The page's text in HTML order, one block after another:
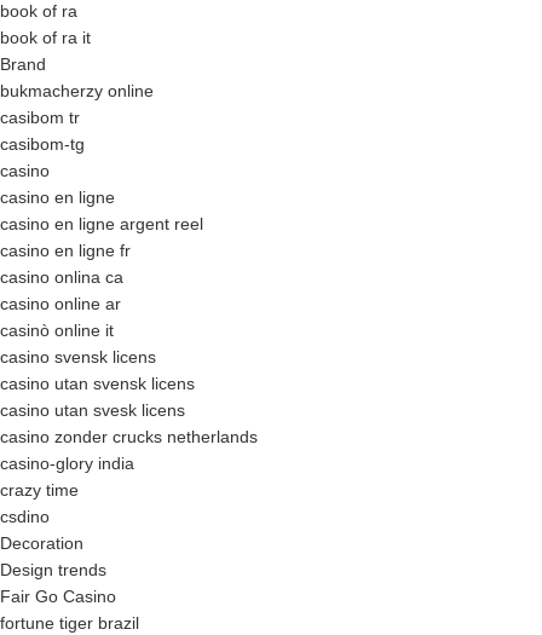
book of ra
book of ra it
Brand
bukmacherzy online
casibom tr
casibom-tg
casino
casino en ligne
casino en ligne argent reel
casino en ligne fr
casino onlina ca
casino online ar
casinò online it
casino svensk licens
casino utan svensk licens
casino utan svesk licens
casino zonder crucks netherlands
casino-glory india
crazy time
csdino
Decoration
Design trends
Fair Go Casino
fortune tiger brazil